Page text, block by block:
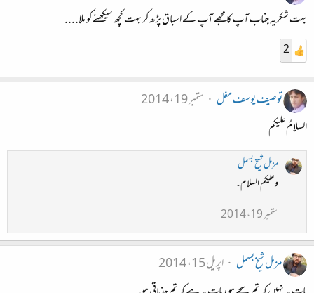
بہت شکریہ جناب آپ کا مجھے آپ کے اسباق پڑھ کر بہت کچھ سیکھنے کو ملا....
2
توصیف یوسف مغل
ستمبر 19، 2014
السلامُ علیکم
مزمل شیخ بسمل
وعلیکم السلام۔
ستمبر 19، 2014
مزمل شیخ بسمل
اپریل 15، 2014